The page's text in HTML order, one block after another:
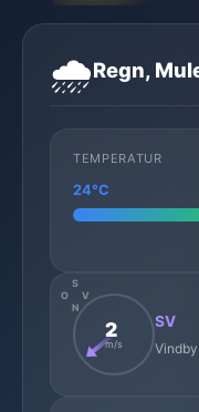
🌧️Regn,
TEMPERATUR
24°C
N
S
O
V
2
m/s
SV